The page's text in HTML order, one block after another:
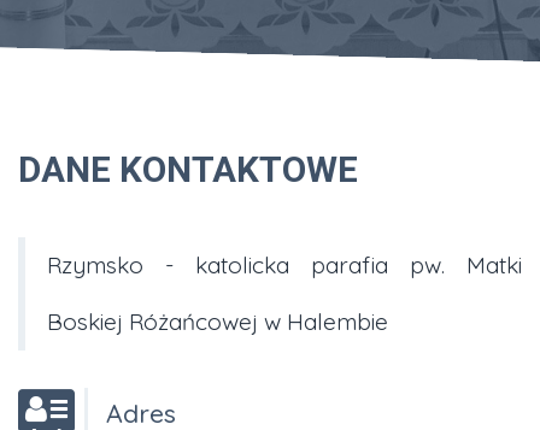
DANE KONTAKTOWE
Rzymsko - katolicka parafia pw. Matki
Boskiej Różańcowej w Halembie
Adres